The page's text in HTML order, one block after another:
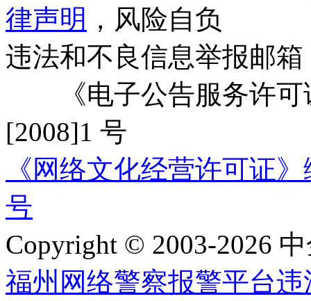
律声明 ，风险自负
违法和不良信息举报邮箱
《电子公告服务许可
[2008]1 号
《网络文化经营许可证
号
Copyright © 2003-2026
福州网络警察报警平台违